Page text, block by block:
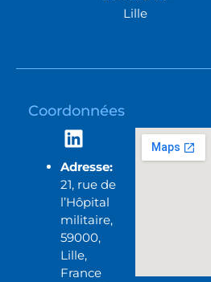
Lille
Coordonnées
Adresse:
21, rue de
l’Hôpital
militaire,
59000,
Lille,
France